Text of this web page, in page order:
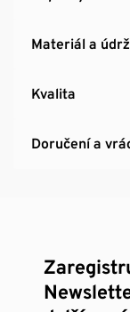
Materiál a
Kvalita
Doručení a